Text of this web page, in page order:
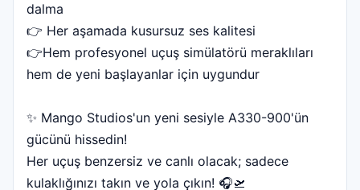
dalma
👉 Her aşamada kusursuz ses kalitesi
👉Hem profesyonel uçuş simülatörü meraklıları
hem de yeni başlayanlar için uygundur
✨ Mango Studios'un yeni sesiyle A330-900'ün
gücünü hissedin!
Her uçuş benzersiz ve canlı olacak; sadece
kulaklığınızı takın ve yola çıkın! 🎧🛫